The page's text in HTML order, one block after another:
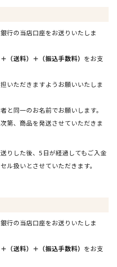
行の当店口座をお送りいたしま
（送料）＋（振込手数料） をお支
いただきますようお願いいたしま
と同一のお名前でお願いします。
第、商品を発送させていただきま
りした後、5日が経過してもご入金
ル扱いとさせていただきます。
行の当店口座をお送りいたしま
（送料）＋（振込手数料） をお支